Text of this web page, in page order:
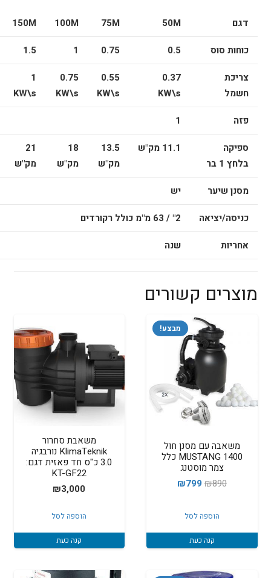
דגם 50M
75M
100M
150M
כוחות סוס 0.5
0.75
1
1.5
צריכת
חשמל
0.37
KW\s
0.55
KW\s
0.75
KW\s
1
KW\s
פזה 1
ספיקה
בלחץ 1 בר
11.1 מק"ש
13.5
מק"ש
18
מק"ש
21
מק"ש
מסנן שיער יש
כניסה/יציאה 2" / 63 מ"מ כולל רקורדים
אחריות שנה
מוצרים קשורים
מבצע!
משאבה עם מסנן חול
1400 MUSTANG כלל
צמר מוסטנג
₪890
המחיר
היה:
₪890.
₪799
₪799.
הוספה לסל
קנה כעת
משאבת סחרור
KlimaTeknik נורבגיה
3.0 כ"ס חד פאזית דגם:
KT-GF22
₪3,000
הוספה לסל
קנה כעת